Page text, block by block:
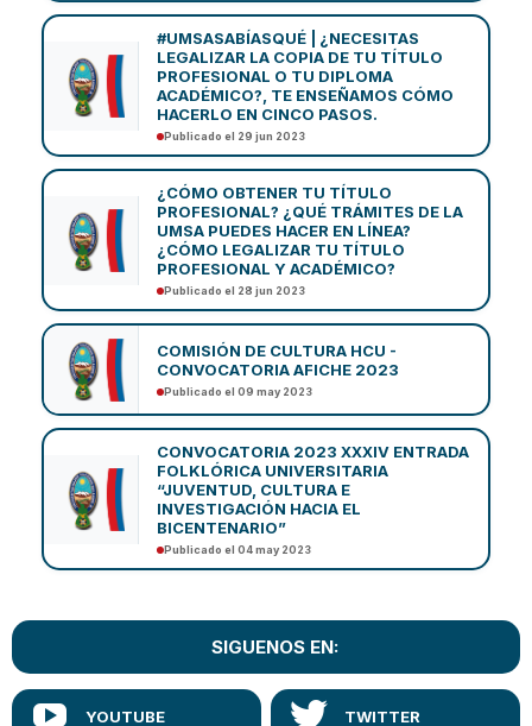
#UMSASABÍASQUÉ | ¿NECESITAS
LEGALIZAR LA COPIA DE TU TÍTULO
PROFESIONAL O TU DIPLOMA
ACADÉMICO?, TE ENSEÑAMOS CÓMO
HACERLO EN CINCO PASOS.
Publicado el 29 jun 2023
¿CÓMO OBTENER TU TÍTULO
PROFESIONAL? ¿QUÉ TRÁMITES DE LA
UMSA PUEDES HACER EN LÍNEA?
¿CÓMO LEGALIZAR TU TÍTULO
PROFESIONAL Y ACADÉMICO?
Publicado el 28 jun 2023
COMISIÓN DE CULTURA HCU -
CONVOCATORIA AFICHE 2023
Publicado el 09 may 2023
CONVOCATORIA 2023 XXXIV ENTRADA
FOLKLÓRICA UNIVERSITARIA
“JUVENTUD, CULTURA E
INVESTIGACIÓN HACIA EL
BICENTENARIO”
Publicado el 04 may 2023
SIGUENOS EN: